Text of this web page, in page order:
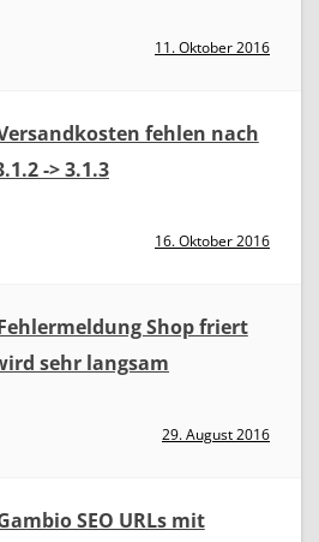
11. Oktober 2016
fehlen nach
-> 3.1.3
16. Oktober 2016
Shop friert
sehr langsam
29. August 2016
SEO URLs mit